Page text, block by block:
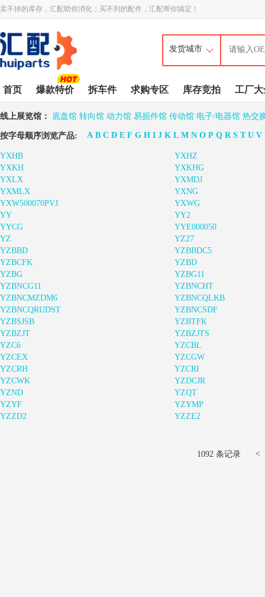
卖不掉的库存，汇配助你消化；买不到的配件，汇配帮你搞定！
首页 爆款特价 拆车件 求购专区 库存竞拍 工厂大
线上展览馆： 底盘馆 转向馆 动力馆 易损件馆 传动馆 电子/电器馆 热交
按字母顺序浏览产品: A B C D E F G H I J K L M N O P Q R S T U V
YXHB
YXHZ
YXKH
YXKHG
YXLX
YXMDJ
YXMLX
YXNG
YXW500070PVJ
YXWG
YY
YY2
YYCG
YYE000050
YZ
YZ27
YZBBD
YZBBDC5
YZBCFK
YZBD
YZBG
YZBG11
YZBNCG11
YZBNCHT
YZBNCMZDM6
YZBNCQLKB
YZBNCQRUDST
YZBNCSDF
YZBSJSB
YZBTFK
YZBZJT
YZBZJTS
YZC6
YZCBL
YZCEX
YZCGW
YZCRH
YZCRI
YZCWK
YZDCJR
YZND
YZQT
YZYF
YZYMP
YZZD2
YZZE2
1092 条记录 <